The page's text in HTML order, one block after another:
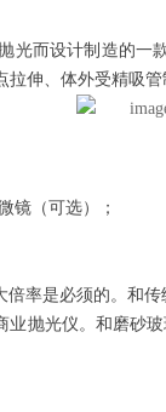
而设计制造的一
伸、体外受精吸管
镜（可选）；
倍率是必须的。和
业抛光仪。和磨砂